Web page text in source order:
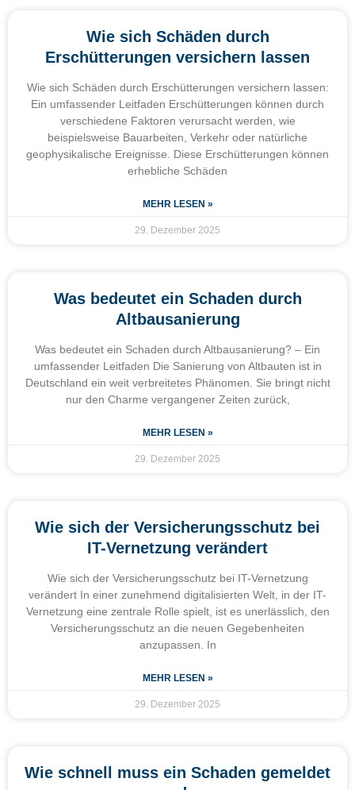
Wie sich Schäden durch
Erschütterungen versichern lassen
Wie sich Schäden durch Erschütterungen versichern lassen:
Ein umfassender Leitfaden Erschütterungen können durch
verschiedene Faktoren verursacht werden, wie
beispielsweise Bauarbeiten, Verkehr oder natürliche
geophysikalische Ereignisse. Diese Erschütterungen können
erhebliche Schäden
MEHR LESEN »
29. Dezember 2025
Was bedeutet ein Schaden durch
Altbausanierung
Was bedeutet ein Schaden durch Altbausanierung? – Ein
umfassender Leitfaden Die Sanierung von Altbauten ist in
Deutschland ein weit verbreitetes Phänomen. Sie bringt nicht
nur den Charme vergangener Zeiten zurück,
MEHR LESEN »
29. Dezember 2025
Wie sich der Versicherungsschutz bei
IT-Vernetzung verändert
Wie sich der Versicherungsschutz bei IT-Vernetzung
verändert In einer zunehmend digitalisierten Welt, in der IT-
Vernetzung eine zentrale Rolle spielt, ist es unerlässlich, den
Versicherungsschutz an die neuen Gegebenheiten
anzupassen. In
MEHR LESEN »
29. Dezember 2025
Wie schnell muss ein Schaden gemeldet